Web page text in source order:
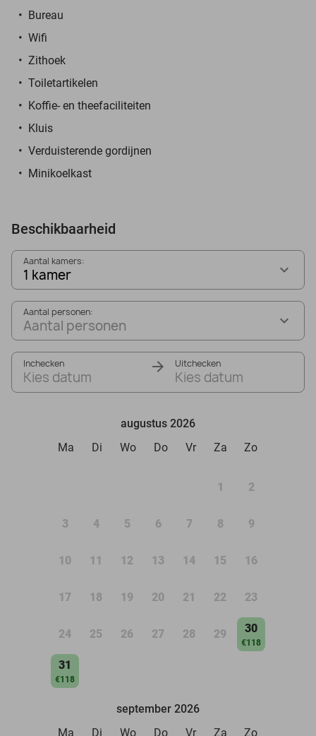
Bureau
Wifi
Zithoek
Toiletartikelen
Koffie- en theefaciliteiten
Kluis
Verduisterende gordijnen
Minikoelkast
Beschikbaarheid
Aantal kamers:
1 kamer
Aantal personen:
Aantal personen
Inchecken
Kies datum
Uitchecken
Kies datum
augustus 2026
Ma
Di Wo Do Vr Za Zo
1 2
3 4 5 6 7 8 9
10 11 12 13 14 15 16
17 18 19 20 21 22 23
24 25 26 27 28 29 30
€118
31
€118
september 2026
Ma
Di Wo Do Vr Za Zo